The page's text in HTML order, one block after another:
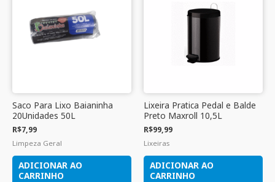
Saco Para Lixo Baianinha
20Unidades 50L
R$7,99
Limpeza Geral
ADICIONAR AO
CARRINHO
Lixeira Pratica Pedal e Balde
Preto Maxroll 10,5L
R$99,99
Lixeiras
ADICIONAR AO
CARRINHO